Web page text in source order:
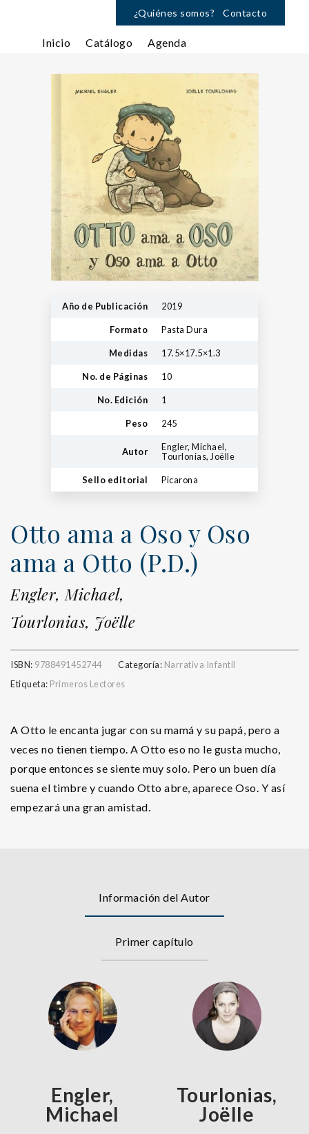
¿Quiénes somos? Contacto
Inicio Catálogo Agenda
Año de Publicación 2019
Formato Pasta Dura
Medidas 17.5×17.5×1.3
No. de Páginas 10
No. Edición 1
Peso 245
Autor
Engler, Michael,
Tourlonias, Joëlle
Sello editorial Picarona
Otto ama a Oso y Oso
ama a Otto (P.D.)
Engler, Michael,
Tourlonias, Joëlle
ISBN: 9788491452744 Categoría: Narrativa Infantil
Etiqueta: Primeros Lectores
A Otto le encanta jugar con su mamá y su papá, pero a
veces no tienen tiempo. A Otto eso no le gusta mucho,
porque entonces se siente muy solo. Pero un buen día
suena el timbre y cuando Otto abre, aparece Oso. Y así
empezará una gran amistad.
Información del Autor
Primer capítulo
Engler,
Michael
Tourlonias,
Joëlle